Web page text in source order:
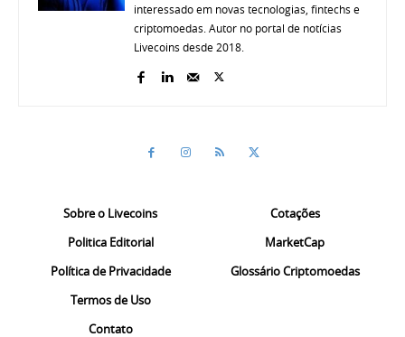
interessado em novas tecnologias, fintechs e
criptomoedas. Autor no portal de notícias
Livecoins desde 2018.
Sobre o Livecoins
Politica Editorial
Política de Privacidade
Termos de Uso
Contato
Cotações
MarketCap
Glossário Criptomoedas